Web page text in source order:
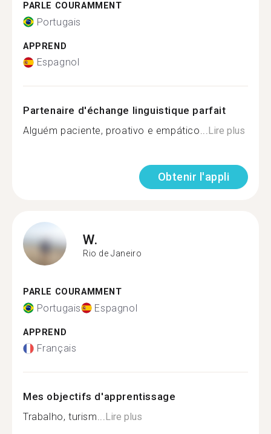
PARLE COURAMMENT
Portugais
APPREND
Espagnol
Partenaire d'échange linguistique parfait
Alguém paciente, proativo e empático...Lire plus
Obtenir l'appli
W.
Rio de Janeiro
PARLE COURAMMENT
Portugais Espagnol
APPREND
Français
Mes objectifs d'apprentissage
Trabalho, turism...Lire plus